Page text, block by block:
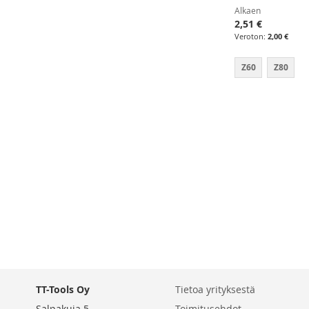
Alkaen
2,51 €
2,00 €
Z60 Z80
TT-Tools Oy
Tietoa yrityksestä